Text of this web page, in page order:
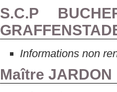
S.C.P
Informations non
Maître JARDON